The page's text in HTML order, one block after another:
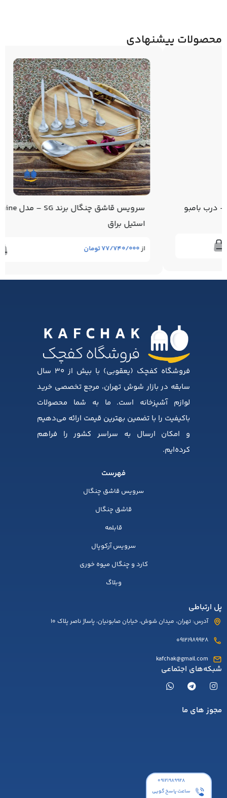
محصولات پیشنهادی
سرویس قاشق چنگال برند SG – مدل 33shine –
تومان
فروشگاه کفچک (یعقوبی) با بیش از ۳۰ سال
سابقه در بازار شوش تهران، مرجع تخصصی خرید
لوازم آشپزخانه است. ما به شما محصولات
باکیفیت را با تضمین بهترین قیمت ارائه می‌دهیم
و امکان ارسال به سراسر کشور را فراهم
کرده‌ایم.
فهرست
سرویس قاشق چنگال
قاشق چنگال
قابلمه
سرویس آرکوپال
کارد و چنگال میوه خوری
وبلاگ
پل ارتباطی
آدرس: تهران، میدان شوش، خیابان صابونیان، پاساژ ناصر پلاک 10
09121989928
kafchak@gmail.com
شبکه‌های اجتماعی
مجوز های ما
۰۹۱۲۱۹۸۹۹۲۸
ساعت پاسخ گویی